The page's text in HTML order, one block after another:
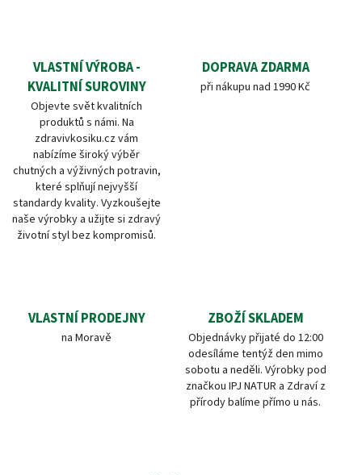
VLASTNÍ VÝROBA -
KVALITNÍ SUROVINY
Objevte svět kvalitních
produktů s námi. Na
zdravivkosiku.cz vám
nabízíme široký výběr
chutných a výživných potravin,
které splňují nejvyšší
standardy kvality. Vyzkoušejte
naše výrobky a užijte si zdravý
životní styl bez kompromisů.
DOPRAVA ZDARMA
při nákupu nad 1990 Kč
VLASTNÍ PRODEJNY
na Moravě
ZBOŽÍ SKLADEM
Objednávky přijaté do 12:00
odesíláme tentýž den mimo
sobotu a neděli. Výrobky pod
značkou IPJ NATUR a Zdraví z
přírody balíme přímo u nás.